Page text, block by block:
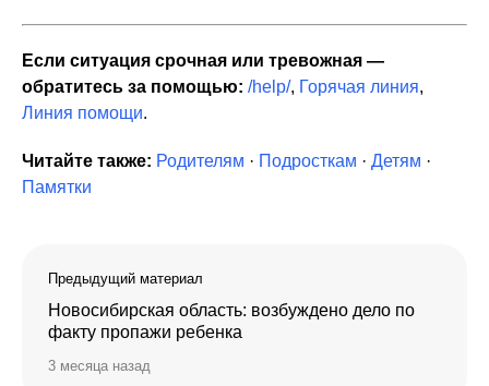
Если ситуация срочная или тревожная —
обратитесь за помощью: /help/, Горячая линия,
Линия помощи.
Читайте также: Родителям · Подросткам · Детям ·
Памятки
Предыдущий материал
Новосибирская область: возбуждено дело по
факту пропажи ребенка
3 месяца назад